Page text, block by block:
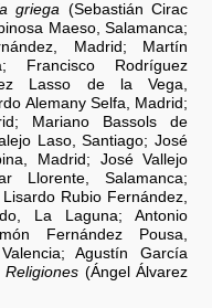
griega (Sebastián Cirac
Maeso, Salamanca;
Madrid; Martín
Francisco Rodríguez
Lasso de la Vega,
Alemany Selfa, Madrid;
Mariano Bassols de
Laso, Santiago; José
Madrid; José Vallejo
Llorente, Salamanca;
Rubio Fernández,
La Laguna; Antonio
Fernández Pousa,
Agustín García
(Ángel Álvarez